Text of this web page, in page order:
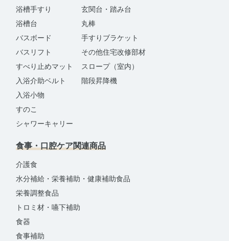
浴槽手すり
浴槽台
バスボード
バスリフト
すべり止めマット
入浴介助ベルト
入浴小物
すのこ
シャワーキャリー
玄関台・踏み台
丸棒
手すりブラケット
その他住宅改修部材
スロープ（室内）
階段昇降機
食事・口腔ケア関連商品
介護食
水分補給・栄養補助・健康補助食品
栄養調整食品
トロミ材・嚥下補助
食器
食事補助